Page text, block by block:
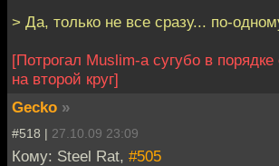
> Да, только не все сразу... по-
[Потрогал Muslim-а сугубо в
на второй круг]
Gecko »
#518 | 27.10.09 23:09
Кому: Steel Rat, #505